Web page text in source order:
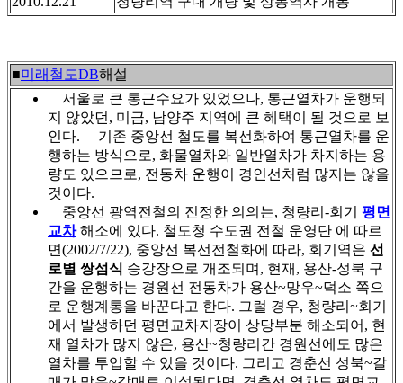
■미래철도DB해설
서울로 큰 통근수요가 있었으나, 통근열차가 운행되
지 않았던, 미금, 남양주 지역에 큰 혜택이 될 것으로 보
인다. 기존 중앙선 철도를 복선화하여 통근열차를 운
행하는 방식으로, 화물열차와 일반열차가 차지하는 용
량도 있으므로, 전동차 운행이 경인선처럼 많지는 않을
것이다.
중앙선 광역전철의 진정한 의의는, 청량리-회기 평면
교차해소에 있다. 철도청 수도권 전철 운영단 에 따르
면(2002/7/22), 중앙선 복선전철화에 따라, 회기역은 선
로별 쌍섬식 승강장으로 개조되며, 현재, 용산-성북 구
간을 운행하는 경원선 전동차가 용산~망우~덕소 쪽으
로 운행계통을 바꾼다고 한다. 그럴 경우, 청량리~회기
에서 발생하던 평면교차지장이 상당부분 해소되어, 현
재 열차가 많지 않은, 용산~청량리간 경원선에도 많은
열차를 투입할 수 있을 것이다. 그리고 경춘선 성북~갈